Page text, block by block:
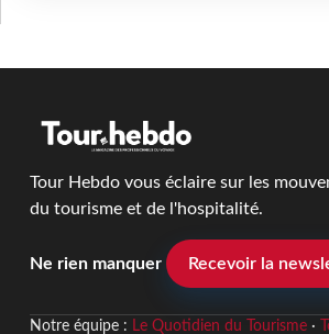
Tour Hebdo vous éclaire sur les
du tourisme et de l'hospitalité.
Ne rien manquer Recevoir la
Notre équipe : Le Quotidien du Tourisme·